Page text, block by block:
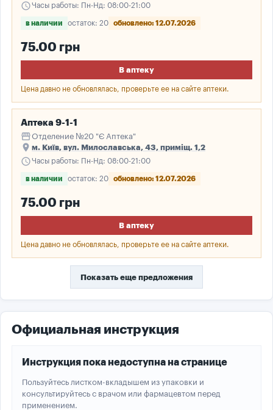
scheduleЧасы работы: Пн-Нд: 08:00-21:00
в наличии остаток: 20 обновлено: 12.07.2026
75.00 грн
В аптеку
Цена давно не обновлялась, проверьте ее на сайте аптеки.
Аптека 9-1-1
storefrontОтделение №20 "Є Аптека"
place м. Київ, вул. Милославська, 43, приміщ. 1,2
scheduleЧасы работы: Пн-Нд: 08:00-21:00
в наличии остаток: 20 обновлено: 12.07.2026
75.00 грн
В аптеку
Цена давно не обновлялась, проверьте ее на сайте аптеки.
Показать еще предложения
Официальная инструкция
Инструкция пока недоступна на странице
Пользуйтесь листком-вкладышем из упаковки и
консультируйтесь с врачом или фармацевтом перед
применением.